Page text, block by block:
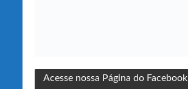
Acesse nossa Página do Facebook